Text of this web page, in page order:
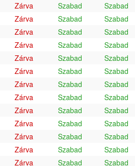
Zárva Szabad
Szabad
Zárva Szabad
Szabad
Zárva Szabad
Szabad
Zárva Szabad
Szabad
Zárva Szabad
Szabad
Zárva Szabad
Szabad
Zárva Szabad
Szabad
Zárva Szabad
Szabad
Zárva Szabad
Szabad
Zárva Szabad
Szabad
Zárva Szabad
Szabad
Zárva Szabad
Szabad
Zárva Szabad
Szabad